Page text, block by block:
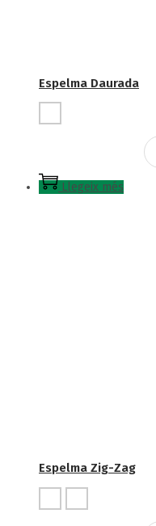
Espelma Daurada
Llegeix més
Espelma Zig-Zag